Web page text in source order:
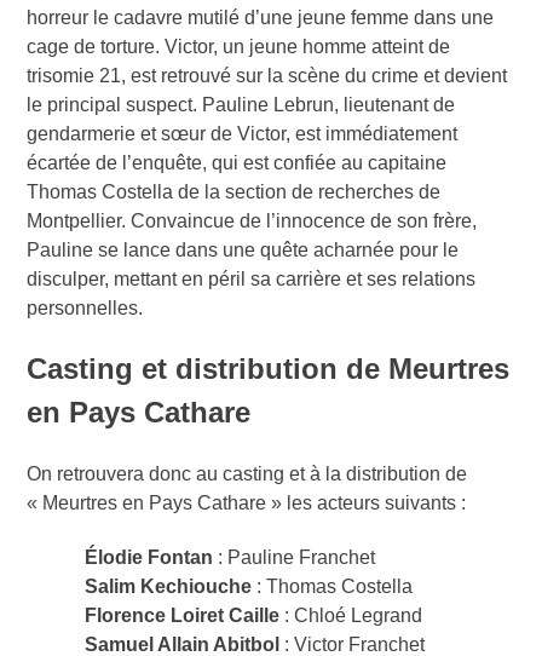
horreur le cadavre mutilé d’une jeune femme dans une
cage de torture. Victor, un jeune homme atteint de
trisomie 21, est retrouvé sur la scène du crime et devient
le principal suspect. Pauline Lebrun, lieutenant de
gendarmerie et sœur de Victor, est immédiatement
écartée de l’enquête, qui est confiée au capitaine
Thomas Costella de la section de recherches de
Montpellier. Convaincue de l’innocence de son frère,
Pauline se lance dans une quête acharnée pour le
disculper, mettant en péril sa carrière et ses relations
personnelles.
Casting et distribution de Meurtres
en Pays Cathare
On retrouvera donc au casting et à la distribution de
« Meurtres en Pays Cathare » les acteurs suivants :
Élodie Fontan : Pauline Franchet
Salim Kechiouche : Thomas Costella
Florence Loiret Caille : Chloé Legrand
Samuel Allain Abitbol : Victor Franchet